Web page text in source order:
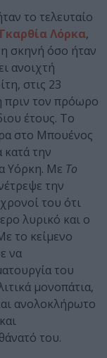
το τελευταίο
Λόρκα,
σκηνή όσο ήταν
ανοιχτή
στις 23
πριν τον πρόωρο
έτους. Το
στο Μπουένος
κατά την
Υόρκη. Με Το
την
του ότι
λυρικό και ο
το κείμενο
να
του
μονοπάτια,
ανολοκλήρωτο
του.